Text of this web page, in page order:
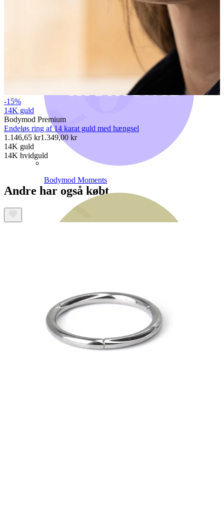
Bodymod Moments
-15%
14K guld
Bodymod Premium
Endeløs ring af 14 karat guld med hængsel
1.146,65 kr1.349,00 kr
14K guld
14K hvidguld
Andre har også købt